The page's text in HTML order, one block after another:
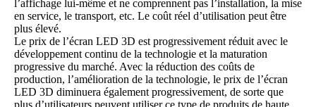
l’affichage lui-même et ne comprennent pas l’installation, la mise
en service, le transport, etc. Le coût réel d’utilisation peut être
plus élevé.
Le prix de l’écran LED 3D est progressivement réduit avec le
développement continu de la technologie et la maturation
progressive du marché. Avec la réduction des coûts de
production, l’amélioration de la technologie, le prix de l’écran
LED 3D diminuera également progressivement, de sorte que
plus d’utilisateurs peuvent utiliser ce type de produits de haute